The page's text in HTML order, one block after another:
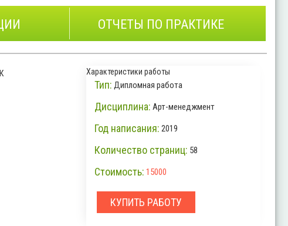
ОТЧЕТЫ ПО ПРАКТИКЕ
Характеристики работы
Тип: Дипломная работа
Дисциплина: Арт-менеджмент
Год написания: 2019
Количество страниц: 58
Стоимость: 15000
КУПИТЬ РАБОТУ